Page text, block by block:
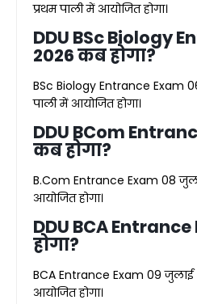
प्रथम पाली में आयोजित होगा।
DDU BSc Biology
2026 कब होगा?
BSc Biology Entrance Exam
पाली में आयोजित होगा।
DDU BCom
कब होगा?
B.Com Entrance Exam 08
आयोजित होगा।
DDU BCA
होगा?
BCA Entrance Exam 09 जुलाई
आयोजित होगा।